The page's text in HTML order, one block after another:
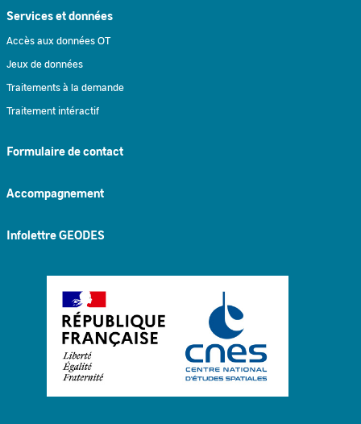
Services et données
Accès aux données OT
Jeux de données
Traitements à la demande
Traitement intéractif
Formulaire de contact
Accompagnement
Infolettre GEODES